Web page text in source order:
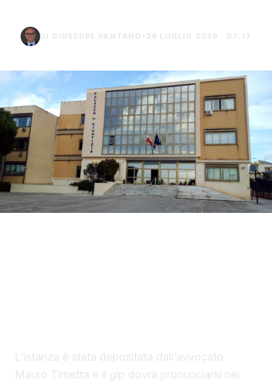
DI GIUSEPPE PANTANO • 26 LUGLIO 2026 · 07:17
L’istanza è stata depositata dall’avvocato
Mauro Tirnetta e il gip dovrà pronunciarsi nei